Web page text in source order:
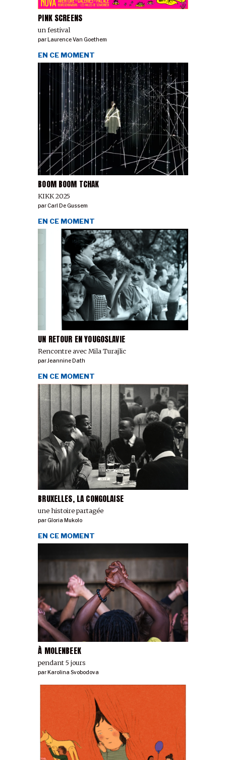
PINK SCREENS
un festival
parLaurence Van Goethem
BOOM BOOM TCHAK
KIKK 2025
EN CE MOMENT
parCarl De Gussem
UN RETOUR EN YOUGOSLAVIE
Rencontre avec Mila Turajlic
EN CE MOMENT
parJeannine Dath
BRUXELLES, LA CONGOLAISE
une histoire partagée
EN CE MOMENT
parGloria Mukolo
À MOLENBEEK
pendant 5 jours
EN CE MOMENT
parKarolina Svobodova